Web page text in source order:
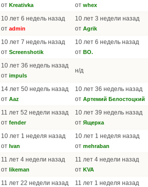
от Kreativka
от whex
10 лет 6 недель назад
от admin
10 лет 3 недели назад
от Agrik
10 лет 7 недель назад
от Screenshotik
10 лет 6 недель назад
от BO.
10 лет 36 недель назад
от impuls
н/д
14 лет 50 недель назад
от Aaz
10 лет 36 недель назад
от Артемий Белостоцкий
11 лет 52 недели назад
от fender
10 лет 39 недель назад
от Ящерка
10 лет 1 неделя назад
от Ivan
10 лет 1 неделя назад
от mehraban
11 лет 4 недели назад
от likeman
11 лет 4 недели назад
от KVA
11 лет 22 недели назад
11 лет 1 неделя назад